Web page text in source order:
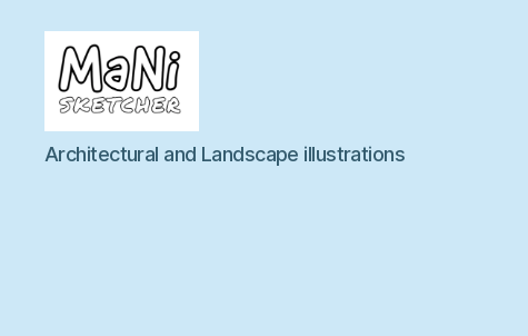
MaNi
sketcher
Architectural and Landscape illustrations